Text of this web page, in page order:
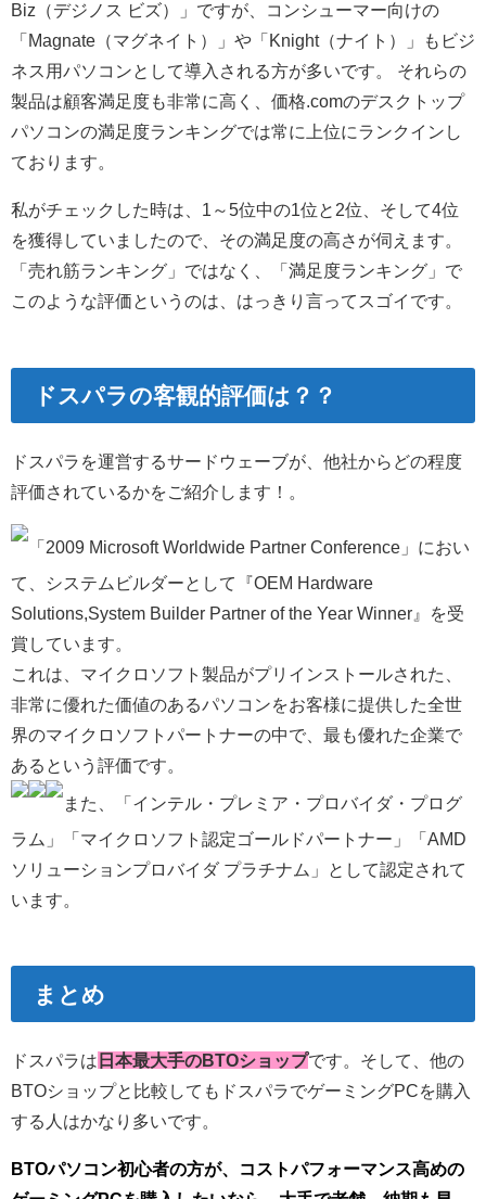
Biz（デジノス ビズ）」ですが、コンシューマー向けの
「Magnate（マグネイト）」や「Knight（ナイト）」もビジ
ネス用パソコンとして導入される方が多いです。 それらの
製品は顧客満足度も非常に高く、価格.comのデスクトップ
パソコンの満足度ランキングでは常に上位にランクインし
ております。
私がチェックした時は、1～5位中の1位と2位、そして4位
を獲得していましたので、その満足度の高さが伺えます。
「売れ筋ランキング」ではなく、「満足度ランキング」で
このような評価というのは、はっきり言ってスゴイです。
ドスパラの客観的評価は？？
ドスパラを運営するサードウェーブが、他社からどの程度
評価されているかをご紹介します！。
「2009 Microsoft Worldwide Partner Conference」におい
て、システムビルダーとして『OEM Hardware
Solutions,System Builder Partner of the Year Winner』を受
賞しています。
これは、マイクロソフト製品がプリインストールされた、
非常に優れた価値のあるパソコンをお客様に提供した全世
界のマイクロソフトパートナーの中で、最も優れた企業で
あるという評価です。
また、「インテル・プレミア・プロバイダ・プログ
ラム」「マイクロソフト認定ゴールドパートナー」「AMD
ソリューションプロバイダ プラチナム」として認定されて
います。
まとめ
ドスパラは 日本最大手のBTOショップです。そして、他の
BTOショップと比較してもドスパラでゲーミングPCを購入
する人はかなり多いです。
BTOパソコン初心者の方が、
コストパフォーマンス高めの